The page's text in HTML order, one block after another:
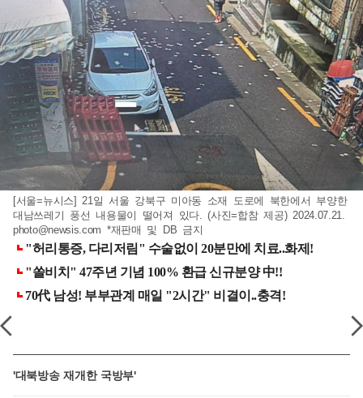
[서울=뉴시스] 21일 서울 강북구 미아동 소재 도로에 북한에서 부양한
대남쓰레기 풍선 내용물이 떨어져 있다. (사진=합참 제공) 2024.07.21.
photo@newsis.com *재판매 및 DB 금지
'대북방송 재개한 국방부'